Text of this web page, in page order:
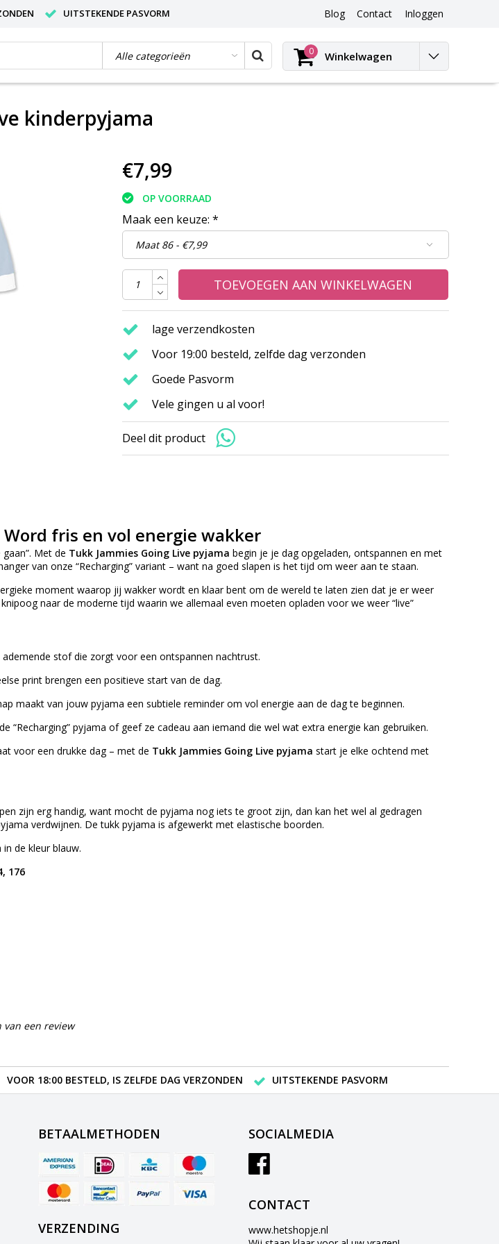
UITSTEKENDE PASVORM Blog
Blog
Contact Inloggen
0 Winkelwagen
kinderpyjama
€7,99
OP VOORRAAD
Maak een keuze: *
TOEVOEGEN AAN WINKELWAGEN
lage verzendkosten
Voor 19:00 besteld, zelfde dag verzonden
Goede Pasvorm
Vele gingen u al voor!
Deel dit product
Word fris en vol energie wakker
Met de Tukk Jammies Going Live pyjama begin je je dag opgeladen, ontspannen en met
van onze “Recharging” variant – want na goed slapen is het tijd om weer aan te staan.
moment waarop jij wakker wordt en klaar bent om de wereld te laten zien dat je er weer
naar de moderne tijd waarin we allemaal even moeten opladen voor we weer “live”
stof die zorgt voor een ontspannen nachtrust.
print brengen een positieve start van de dag.
maakt van jouw pyjama een subtiele reminder om vol energie aan de dag te beginnen.
“Recharging” pyjama of geef ze cadeau aan iemand die wel wat extra energie kan gebruiken.
voor een drukke dag – met de Tukk Jammies Going Live pyjama start je elke ochtend met
zijn erg handig, want mocht de pyjama nog iets te groot zijn, dan kan het wel al gedragen
verdwijnen. De tukk pyjama is afgewerkt met elastische boorden.
de kleur blauw.
176
een review
VOOR 18:00 BESTELD, IS ZELFDE DAG VERZONDEN UITSTEKENDE PASVORM
BETAALMETHODEN
VERZENDING
SOCIALMEDIA
CONTACT
www.hetshopje.nl